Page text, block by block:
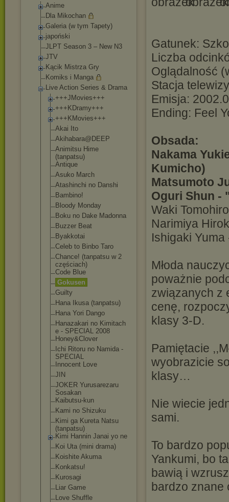
Anime
Dla Mikochan
Galeria (w tym Tapety)
japoński
JLPT Season 3 – New N3
JTV
Kącik Mistrza Gry
Komiks i Manga
Live Action Series & Drama
+++JMovies+++
+++KDramy+++
+++KMovies+++
Akai Ito
Akihabara@DEEP
Animitsu Hime
(tanpatsu)
Antique
Asuko March
Atashinchi no Danshi
Bambino!
Bloody Monday
Boku no Dake Madonna
Buzzer Beat
Byakkotai
Celeb to Binbo Taro
Chance! (tanpatsu w 2
częściach)
Code Blue
Gokusen
Guilty
Hana Ikusa (tanpatsu)
Hana Yori Dango
Hanazakari no Kimitach
e - SPECIAL 2008
Honey&Clover
Ichi Ritoru no Namida -
SPECIAL
Innocent Love
JIN
JOKER Yurusarezaru
Sosakan
Kaibutsu-kun
Kami no Shizuku
Kimi ga Kureta Natsu
(tanpatsu)
Kimi Hannin Janai yo ne
Koi Uta (mini drama)
Koishite Akuma
Konkatsu!
Kurosagi
Liar Game
Love Shuffle
Gatunek:
Liczba
Oglądalność
Stacja
Emisja:
Ending: Feel
Obsada:
Nakama
Kumicho)
Matsumoto
Oguri Shun -
Waki
Narimiya
Ishigaki Yuma
Młoda
poważnie
związanych z
cenę,
klasy 3-D.
Pamiętacie
wyobrazicie
klasy…
Nie wiecie
sami.
To bardzo
Yankumi, bo
bawią i
bardzo znane